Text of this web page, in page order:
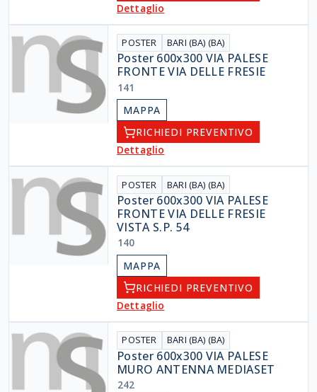
Dettaglio
POSTER BARI (BA) (BA)
Poster 600x300 VIA PALESE
FRONTE VIA DELLE FRESIE
141
MAPPA
RICHIEDI PREVENTIVO
Dettaglio
POSTER BARI (BA) (BA)
Poster 600x300 VIA PALESE
FRONTE VIA DELLE FRESIE
VISTA S.P. 54
140
MAPPA
RICHIEDI PREVENTIVO
Dettaglio
POSTER BARI (BA) (BA)
Poster 600x300 VIA PALESE
MURO ANTENNA MEDIASET
242